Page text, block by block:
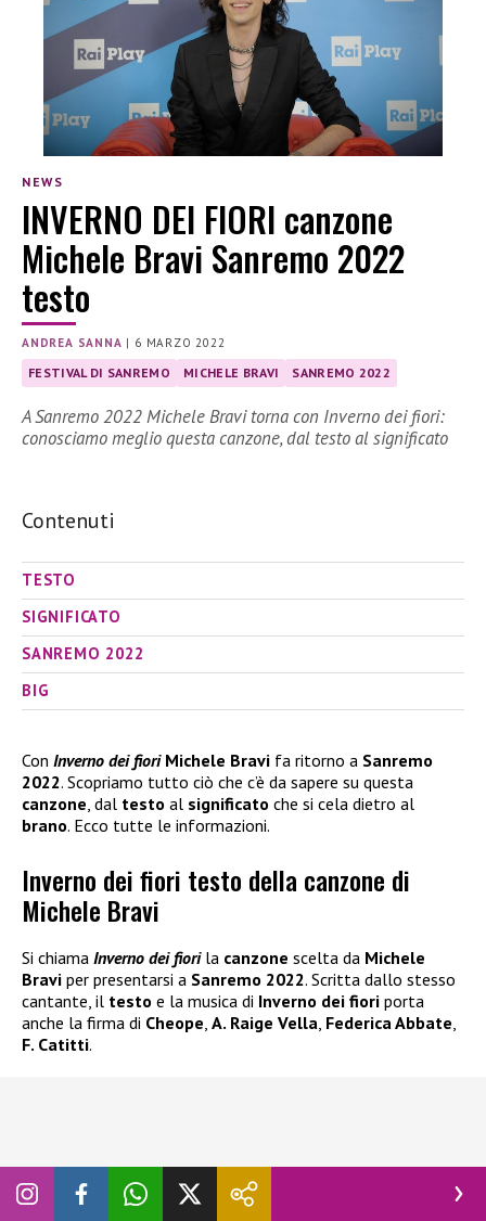
NEWS
INVERNO DEI FIORI canzone
Michele Bravi Sanremo 2022
testo
ANDREA SANNA | 6 MARZO 2022
FESTIVAL DI SANREMO MICHELE BRAVI SANREMO 2022
A Sanremo 2022 Michele Bravi torna con Inverno dei fiori:
conosciamo meglio questa canzone, dal testo al significato
Contenuti
TESTO
SIGNIFICATO
SANREMO 2022
BIG
Con Inverno dei fiori Michele Bravi fa ritorno a Sanremo
2022. Scopriamo tutto ciò che c’è da sapere su questa
canzone , dal testo al significato che si cela dietro al
brano. Ecco tutte le informazioni.
Inverno dei fiori testo della canzone di
Michele Bravi
Si chiama Inverno dei fiorila canzone scelta da Michele
Bravi per presentarsi a Sanremo 2022. Scritta dallo stesso
cantante, il testo e la musica di Inverno dei fiori porta
anche la firma di Cheope, A. Raige Vella, Federica Abbate,
F. Catitti.